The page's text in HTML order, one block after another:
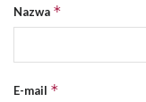
Nazwa *
E-mail *